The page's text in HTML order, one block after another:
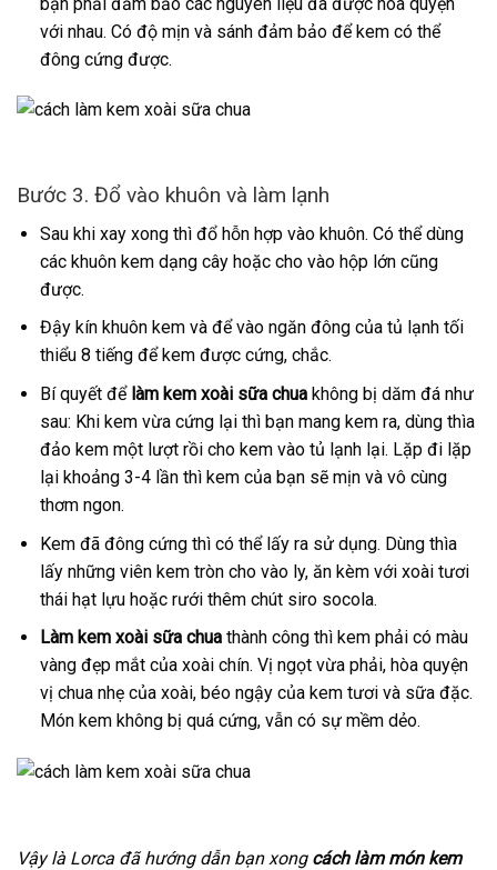
với nhau. Có độ mịn và sánh đảm bảo để kem có thể
đông cứng được.
Bước 3. Đổ vào khuôn và làm lạnh
Sau khi xay xong thì đổ hỗn hợp vào khuôn. Có thể dùng
các khuôn kem dạng cây hoặc cho vào hộp lớn cũng
được.
Đậy kín khuôn kem và để vào ngăn đông của tủ lạnh tối
thiểu 8 tiếng để kem được cứng, chắc.
Bí quyết đểlàm kem xoài sữa chuakhông bị dăm đá như
sau: Khi kem vừa cứng lại thì bạn mang kem ra, dùng thìa
đảo kem một lượt rồi cho kem vào tủ lạnh lại. Lặp đi lặp
lại khoảng 3-4 lần thì kem của bạn sẽ mịn và vô cùng
thơm ngon.
Kem đã đông cứng thì có thể lấy ra sử dụng. Dùng thìa
lấy những viên kem tròn cho vào ly, ăn kèm với xoài tươi
thái hạt lựu hoặc rưới thêm chút siro socola.
Làm kem xoài sữa chuathành công thì kem phải có màu
vàng đẹp mắt của xoài chín. Vị ngọt vừa phải, hòa quyện
vị chua nhẹ của xoài, béo ngậy của kem tươi và sữa đặc.
Món kem không bị quá cứng, vẫn có sự mềm dẻo.
Vậy là Lorca đã hướng dẫn bạn xong cách làm món kem